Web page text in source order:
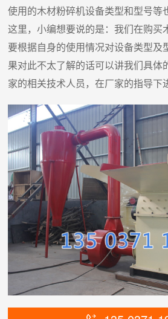
使用的木材粉碎机设备类型和型号等
这里，小编想要说的是：我们在购买
要根据自身的使用情况对设备类型及
果对此不太了解的话可以讲我们具体
家的相关技术人员，在厂家的指导下